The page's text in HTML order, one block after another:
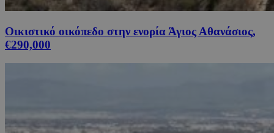
Οικιστικό οικόπεδο στην ενορία Άγιος Αθανάσιος,
€290,000